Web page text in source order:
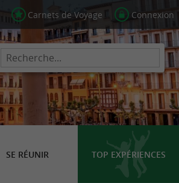
Carnets de Voyage Connexion
SE RÉUNIR TOP EXPÉRIENCES